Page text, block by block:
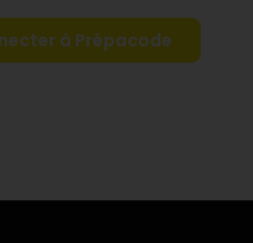
à Prépacode